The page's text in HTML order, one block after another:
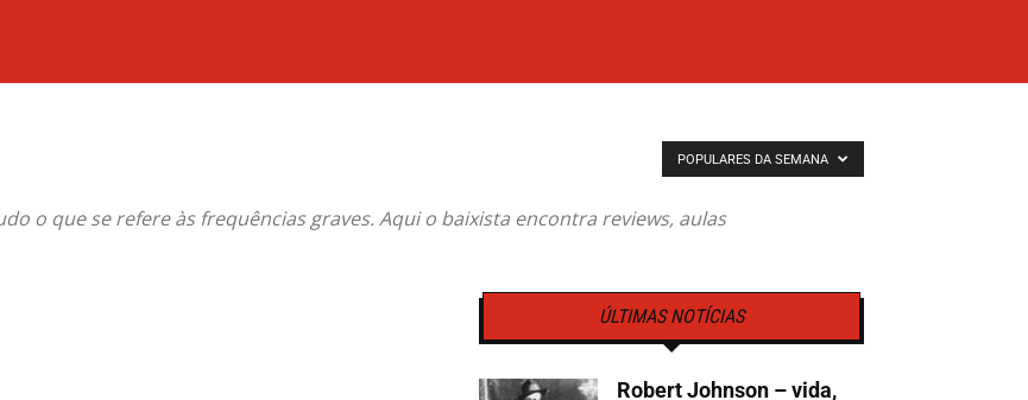
o que se refere às frequências graves. Aqui o baixista encontra reviews, aulas
POPULARES DA SEMANA
ÚLTIMAS NOTÍCIAS
Robert Johnson – vida,